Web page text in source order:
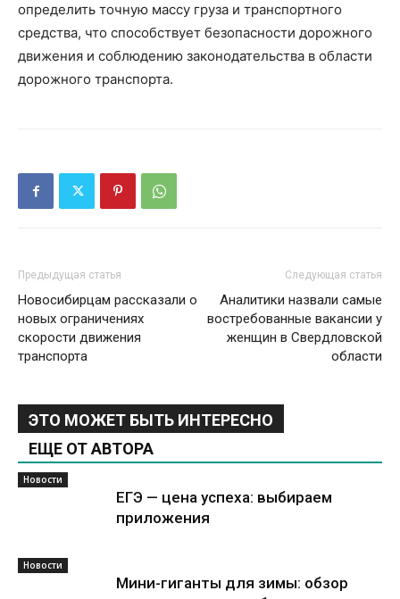
определить точную массу груза и транспортного
средства, что способствует безопасности дорожного
движения и соблюдению законодательства в области
дорожного транспорта.
Предыдущая статья
Новосибирцам рассказали о
новых ограничениях
скорости движения
транспорта
Следующая статья
Аналитики назвали самые
востребованные вакансии у
женщин в Свердловской
области
ЭТО МОЖЕТ БЫТЬ ИНТЕРЕСНО
ЕЩЕ ОТ АВТОРА
Новости
ЕГЭ — цена успеха: выбираем
приложения
Новости
Мини-гиганты для зимы: обзор